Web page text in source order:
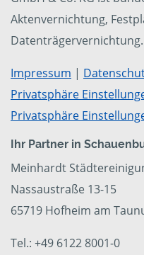
Aktenvernichtung,
Datenträgervernichtung.
Impressum |
Privatsphäre
Privatsphäre
Ihr Partner in
Meinhardt
Nassaustraße 13-15
65719 Hofheim am
Tel.: +49 6122 8001-0